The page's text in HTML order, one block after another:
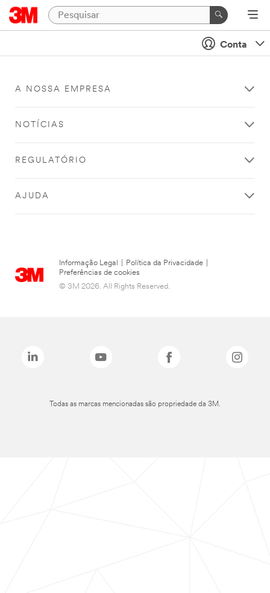
Conta
A NOSSA EMPRESA
NOTÍCIAS
REGULATÓRIO
AJUDA
Informação Legal Política da Privacidade
Preferências de cookies
© 3M 2026. All Rights Reserved.
Todas as marcas mencionadas são propriedade da 3M.